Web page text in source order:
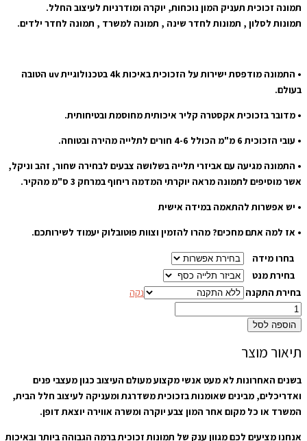
תמונה זכוכית תעניק המון נוכחות, יוקרה ומודרניות לעיצוב החלל.
תמונות לסלון , תמונות לחדר שינה , תמונה למשרד , תמונה לחדר ילדים.
• התמונה מודפסת ישירות על הזכוכית באיכות 4k בטכנולוגיית uv הטובה
בעולם.
• מדובר בזכוכית אקסטרה קליר איכותית מחוסמת ובטיחותית.
• עובי הזכוכית 6 מ"מ הכולל 4-6 חורים לתלייה מהירה ובטוחה.
• התמונה מגיעה עם אביזרי תלייה בשלושה צבעים לבחירה שחור, זהב וניקל,
אשר מוסיפים לתמונה מראה יוקרתי המדמה ריחוף במרחק 3 ס"מ מהקיר.
• יש אפשרות להתאמה במידה אישית
• אז למה אתם מחכים? מהרו להזמין וצוות פוטובלוק יעמוד לשירותכם.
בחרו מידה
בחירת מנט
בחירת התקנה
נקה
הוספה לסל
תיאור מוצר
בשנים האחרונות לא מעט אנשי מקצוע מעולם העיצוב כגון מעצבי פנים
ואדריכלים, מבינים שאומנות בזכוכית משדרגת ומעניקה לעיצוב חלל הבית,
המשרד או כל מקום אחר המון צבע יוקרה ומשרה אווירה יוצאת דופן.
אנחנו מציעים לכם מגוון ענק של תמונות זכוכית ברמה הגבוהה ביותר ובאיכות